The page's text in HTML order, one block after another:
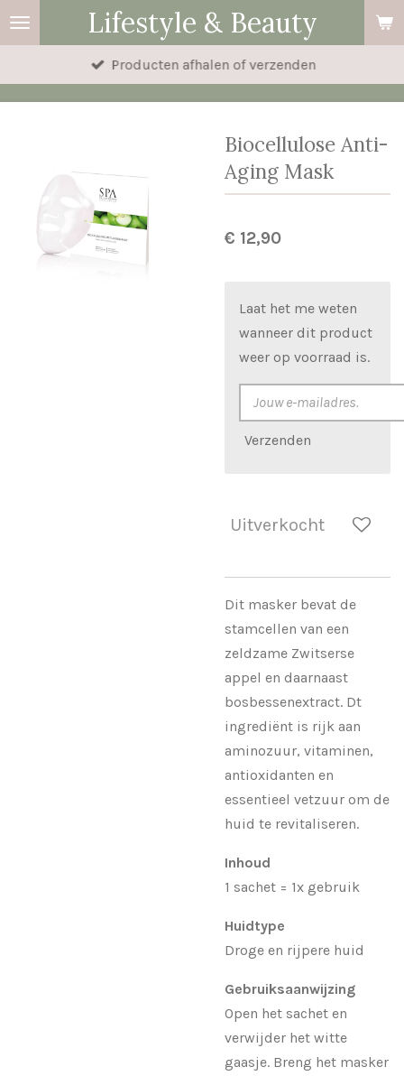
Ga
direct
Lifestyle & Beauty
Producten afhalen of verzenden
Biocellulose Anti-
Aging Mask
€ 12,90
Laat het me weten
wanneer dit product
weer op voorraad is.
Verzenden
Uitverkocht
Dit masker bevat de
stamcellen van een
zeldzame Zwitserse
appel en daarnaast
bosbessenextract. Dt
ingrediënt is rijk aan
aminozuur, vitaminen,
antioxidanten en
essentieel vetzuur om de
huid te revitaliseren.
Inhoud
1 sachet = 1x gebruik
Huidtype
Droge en rijpere huid
Gebruiksaanwijzing
Open het sachet en
verwijder het witte
gaasje. Breng het masker